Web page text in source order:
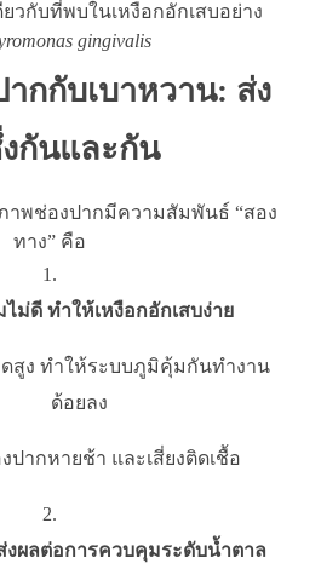
วกับที่พบในเหงือกอักเสบอย่าง
gingivalis
กกับเบาหวาน: ส่ง
กันและกัน
าพช่องปากมีความสัมพันธ์ “สอง
ทาง” คือ
ม่ดี ทำให้เหงือกอักเสบง่าย
ดสูง ทำให้ระบบภูมิคุ้มกันทำงาน
ด้อยลง
ปากหายช้า และเสี่ยงติดเชื้อ
ส่งผลต่อการควบคุมระดับน้ำตาล